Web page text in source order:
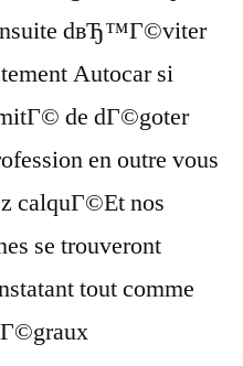
dвЂ™Г©viter
Autocar si
de dГ©goter
en outre vous
calquГ©Et nos
se trouveront
tout comme